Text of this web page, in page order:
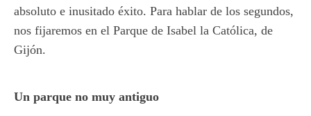
absoluto e inusitado éxito. Para hablar de los segundos,
nos fijaremos en el Parque de Isabel la Católica, de
Gijón.
Un parque no muy antiguo